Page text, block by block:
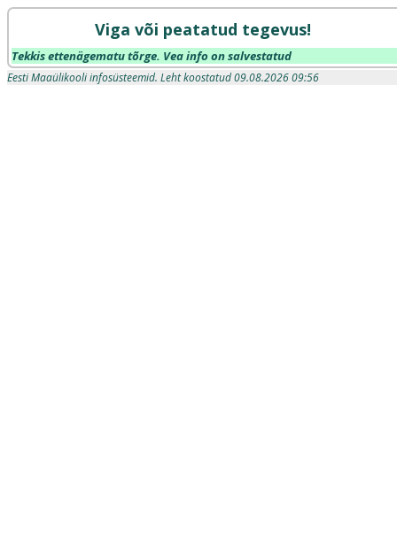
Viga või peatatud tegevus!
Tekkis ettenägematu tõrge. Vea info on salvestatud
Eesti Maaülikooli infosüsteemid. Leht koostatud 09.08.2026 09:56